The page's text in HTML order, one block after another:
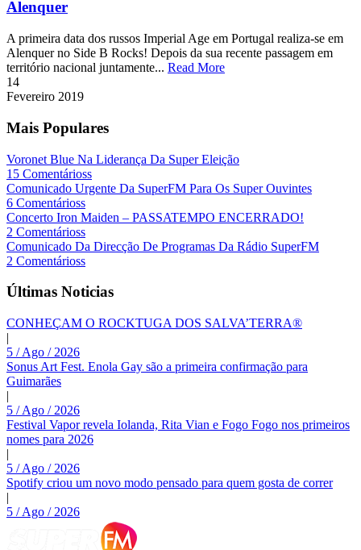
Alenquer
A primeira data dos russos Imperial Age em Portugal realiza-se em
Alenquer no Side B Rocks! Depois da sua recente passagem em
território nacional juntamente... Read More
14
Fevereiro 2019
Mais Populares
Voronet Blue Na Liderança Da Super Eleição
15 Comentárioss
Comunicado Urgente Da SuperFM Para Os Super Ouvintes
6 Comentárioss
Concerto Iron Maiden – PASSATEMPO ENCERRADO!
2 Comentárioss
Comunicado Da Direcção De Programas Da Rádio SuperFM
2 Comentárioss
Últimas Noticias
CONHEÇAM O ROCKTUGA DOS SALVA’TERRA®
|
5 / Ago / 2026
Sonus Art Fest. Enola Gay são a primeira confirmação para
Guimarães
|
5 / Ago / 2026
Festival Vapor revela Iolanda, Rita Vian e Fogo Fogo nos primeiros
nomes para 2026
|
5 / Ago / 2026
Spotify criou um novo modo pensado para quem gosta de correr
|
5 / Ago / 2026